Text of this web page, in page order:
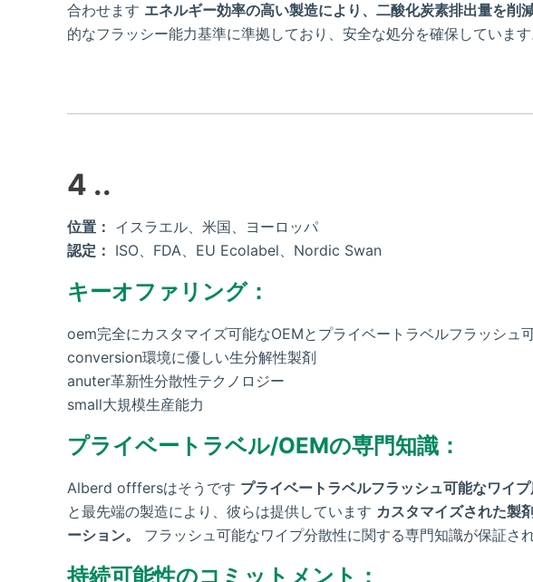
合わせます エネルギー効率の高い製造により、二酸化炭素排出量を削減
的なフラッシー能力基準に準拠しており、安全な処分を確保しています
4 ..
位置： イスラエル、米国、ヨーロッパ
認定： ISO、FDA、EU Ecolabel、Nordic Swan
キーオファリング：
oem完全にカスタマイズ可能なOEMとプライベートラベルフラッシュ
conversion環境に優しい生分解性製剤
anuter革新性分散性テクノロジー
small大規模生産能力
プライベートラベル/OEMの専門知識：
Alberd offfersはそうです プライベートラベルフラッシュ可能なワイ
と最先端の製造により、彼らは提供しています カスタマイズされた製
ーション。
フラッシュ可能なワイプ分散性に関する専門知識が保証さ
持続可能性のコミットメント：